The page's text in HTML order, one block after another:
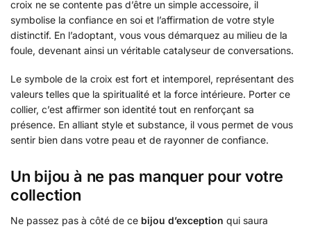
croix ne se contente pas d’être un simple accessoire, il
symbolise la confiance en soi et l’affirmation de votre style
distinctif. En l’adoptant, vous vous démarquez au milieu de la
foule, devenant ainsi un véritable catalyseur de conversations.
Le symbole de la croix est fort et intemporel, représentant des
valeurs telles que la spiritualité et la force intérieure. Porter ce
collier, c’est affirmer son identité tout en renforçant sa
présence. En alliant style et substance, il vous permet de vous
sentir bien dans votre peau et de rayonner de confiance.
Un bijou à ne pas manquer pour votre
collection
Ne passez pas à côté de ce bijou d’exception qui saura